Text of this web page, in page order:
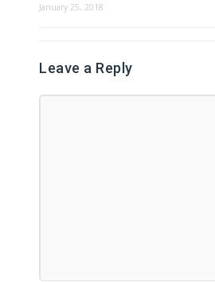
January 25, 2018
Leave a Reply